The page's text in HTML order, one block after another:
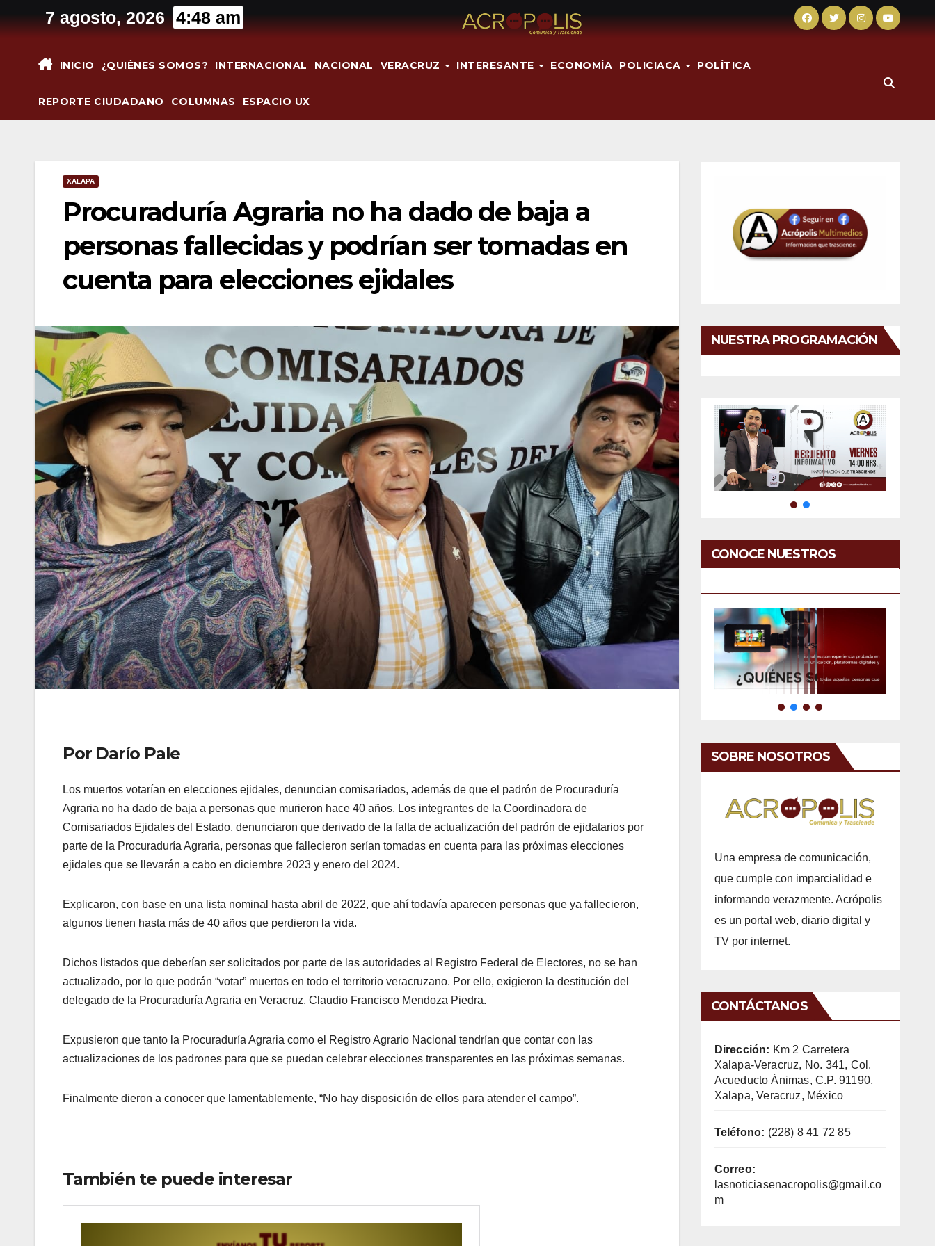
al
7 agosto, 2026 4:48 am
INICIO ¿QUIÉNES SOMOS? INTERNACIONAL NACIONAL VERACRUZ INTERESANTE ECONOMÍA POLICIACA POLÍTICA
REPORTE CIUDADANO COLUMNAS ESPACIO UX
XALAPA
Procuraduría Agraria no ha dado de baja a
personas fallecidas y podrían ser tomadas en
cuenta para elecciones ejidales
Por Darío Pale
Los muertos votarían en elecciones ejidales, denuncian comisariados, además de que el padrón de Procuraduría
Agraria no ha dado de baja a personas que murieron hace 40 años. Los integrantes de la Coordinadora de
Comisariados Ejidales del Estado, denunciaron que derivado de la falta de actualización del padrón de ejidatarios por
parte de la Procuraduría Agraria, personas que fallecieron serían tomadas en cuenta para las próximas elecciones
ejidales que se llevarán a cabo en diciembre 2023 y enero del 2024.
Explicaron, con base en una lista nominal hasta abril de 2022, que ahí todavía aparecen personas que ya fallecieron,
algunos tienen hasta más de 40 años que perdieron la vida.
Dichos listados que deberían ser solicitados por parte de las autoridades al Registro Federal de Electores, no se han
actualizado, por lo que podrán “votar” muertos en todo el territorio veracruzano. Por ello, exigieron la destitución del
delegado de la Procuraduría Agraria en Veracruz, Claudio Francisco Mendoza Piedra.
Expusieron que tanto la Procuraduría Agraria como el Registro Agrario Nacional tendrían que contar con las
actualizaciones de los padrones para que se puedan celebrar elecciones transparentes en las próximas semanas.
Finalmente dieron a conocer que lamentablemente, “No hay disposición de ellos para atender el campo”.
También te puede interesar
NUESTRA PROGRAMACIÓN
CONOCE NUESTROS
SOBRE NOSOTROS
Una empresa de comunicación,
que cumple con imparcialidad e
informando verazmente. Acrópolis
es un portal web, diario digital y
TV por internet.
CONTÁCTANOS
Dirección: Km 2 Carretera
Xalapa-Veracruz, No. 341, Col.
Acueducto Ánimas, C.P. 91190,
Xalapa, Veracruz, México
Teléfono: (228) 8 41 72 85
Correo:
lasnoticiasenacropolis@gmail.co
m